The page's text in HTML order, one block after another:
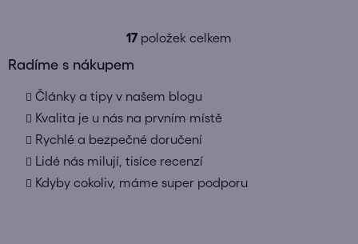
O
á
d
a
í
p
17 položek celkem
Radíme s nákupem
Články a tipy v našem blogu
Kvalita je u nás na prvním místě
Rychlé a bezpečné doručení
Lidé nás milují, tisíce recenzí
Kdyby cokoliv, máme super podporu